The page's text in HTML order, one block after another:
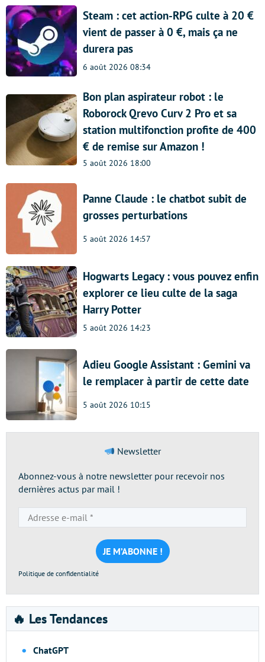
Steam : cet action-RPG culte à 20 €
vient de passer à 0 €, mais ça ne
durera pas
6 août 2026 08:34
Bon plan aspirateur robot : le
Roborock Qrevo Curv 2 Pro et sa
station multifonction profite de 400
€ de remise sur Amazon !
5 août 2026 18:00
Panne Claude : le chatbot subit de
grosses perturbations
5 août 2026 14:57
Hogwarts Legacy : vous pouvez enfin
explorer ce lieu culte de la saga
Harry Potter
5 août 2026 14:23
Adieu Google Assistant : Gemini va
le remplacer à partir de cette date
5 août 2026 10:15
Newsletter
Abonnez-vous à notre newsletter pour recevoir nos
dernières actus par mail !
e-
mail
*
Politique de confidentialité
🔥 Les Tendances
ChatGPT